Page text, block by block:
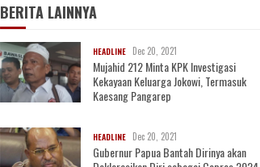
BERITA LAINNYA
HEADLINE Dec 20, 2021
Mujahid 212 Minta KPK Investigasi
Kekayaan Keluarga Jokowi, Termasuk
Kaesang Pangarep
HEADLINE Dec 20, 2021
Gubernur Papua Bantah Dirinya akan